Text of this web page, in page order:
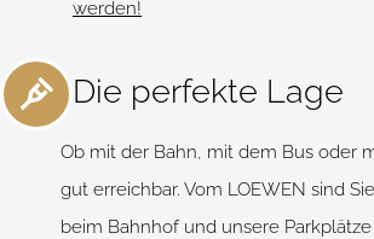
werden!
Die perfekte Lage
Ob mit der Bahn, mit dem Bus oder
gut erreichbar. Vom LOEWEN sind
beim Bahnhof und unsere